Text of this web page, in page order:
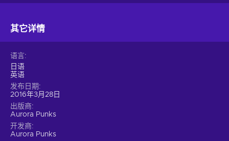
其它详情
语言
日语
英语
发布日期
2016年3月28日
出版商
Aurora Punks
开发商
Aurora Punks